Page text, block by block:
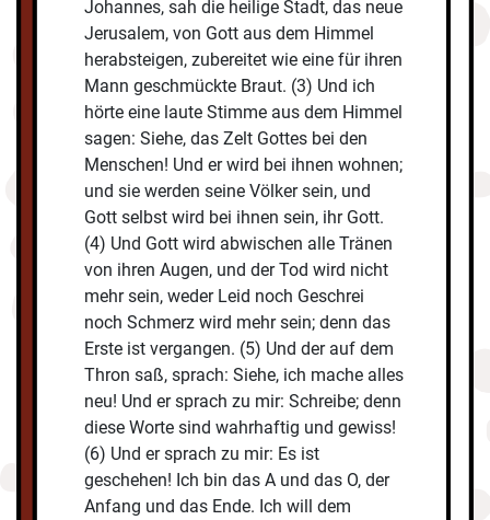
Johannes, sah die heilige Stadt, das neue
Jerusalem, von Gott aus dem Himmel
herabsteigen, zubereitet wie eine für ihren
Mann geschmückte Braut. (3) Und ich
hörte eine laute Stimme aus dem Himmel
sagen: Siehe, das Zelt Gottes bei den
Menschen! Und er wird bei ihnen wohnen;
und sie werden seine Völker sein, und
Gott selbst wird bei ihnen sein, ihr Gott.
(4) Und Gott wird abwischen alle Tränen
von ihren Augen, und der Tod wird nicht
mehr sein, weder Leid noch Geschrei
noch Schmerz wird mehr sein; denn das
Erste ist vergangen. (5) Und der auf dem
Thron saß, sprach: Siehe, ich mache alles
neu! Und er sprach zu mir: Schreibe; denn
diese Worte sind wahrhaftig und gewiss!
(6) Und er sprach zu mir: Es ist
geschehen! Ich bin das A und das O, der
Anfang und das Ende. Ich will dem